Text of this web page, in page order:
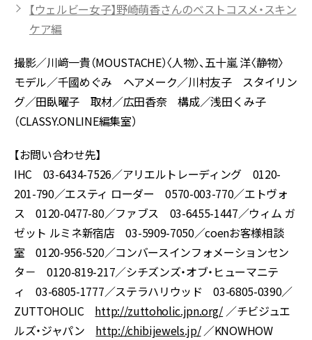
【ウェルビー女子】野崎萌香さんのベストコスメ・スキン
ケア編
撮影／川﨑一貴（MOUSTACHE）〈人物〉、五十嵐 洋〈静物〉
モデル／千國めぐみ ヘアメーク／川村友子 スタイリン
グ／田臥曜子 取材／広田香奈 構成／浅田くみ子
（CLASSY.ONLINE編集室）
【お問い合わせ先】
IHC 03-6434-7526／アリエルトレーディング 0120-
201-790／エスティ ローダー 0570-003-770／エトヴォ
ス 0120-0477-80／ファブス 03-6455-1447／ウィム ガ
ゼット ルミネ新宿店 03-5909-7050／coenお客様相談
室 0120-956-520／コンバースインフォメーションセン
タ－ 0120-819-217／シチズンズ・オブ・ヒューマニテ
ィ 03-6805-1777／ステラハリウッド 03-6805-0390／
ZUTTOHOLIC http://zuttoholic.jpn.org/ ／チビジュエ
ルズ・ジャパン http://chibijewels.jp/／KNOWHOW